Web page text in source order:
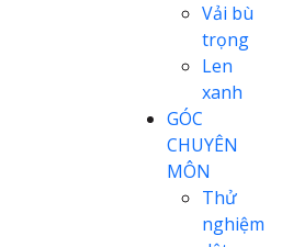
Vải bù
trọng
Len
xanh
GÓC
CHUYÊN
MÔN
Thử
nghiệm